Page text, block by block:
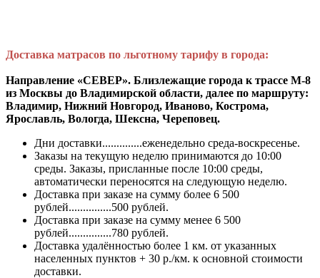
Доставка матрасов по льготному тарифу в города:
Направление «СЕВЕР». Близлежащие города к трассе М-8
из Москвы до Владимирской области, далее по маршруту:
Владимир, Нижний Новгород, Иваново, Кострома,
Ярославль, Вологда, Шексна, Череповец.
Дни доставки..............еженедельно среда-воскресенье.
Заказы на текущую неделю принимаются до 10:00
среды. Заказы, присланные после 10:00 среды,
автоматически переносятся на следующую неделю.
Доставка при заказе на сумму более 6 500
рублей...............500 рублей.
Доставка при заказе на сумму менее 6 500
рублей...............780 рублей.
Доставка удалённостью более 1 км. от указанных
населенных пунктов + 30 р./км. к основной стоимости
доставки.